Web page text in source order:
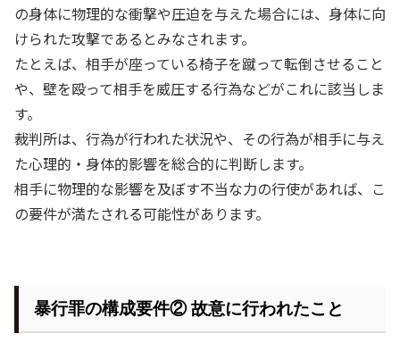
の身体に物理的な衝撃や圧迫を与えた場合には、身体に向
けられた攻撃であるとみなされます。
たとえば、相手が座っている椅子を蹴って転倒させること
や、壁を殴って相手を威圧する行為などがこれに該当しま
す。
裁判所は、行為が行われた状況や、その行為が相手に与え
た心理的・身体的影響を総合的に判断します。
相手に物理的な影響を及ぼす不当な力の行使があれば、こ
の要件が満たされる可能性があります。
暴行罪の構成要件② 故意に行われたこと